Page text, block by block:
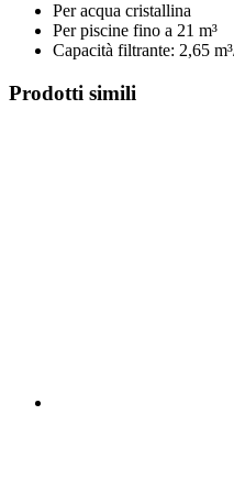
Per acqua cristallina
Per piscine fino a 21 m³
Capacità filtrante: 2,65
Prodotti simili